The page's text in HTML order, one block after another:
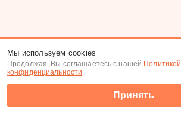
Мы используем cookies
Продолжая, Вы соглашаетесь с нашей Политикой
конфиденциальности.
Принять